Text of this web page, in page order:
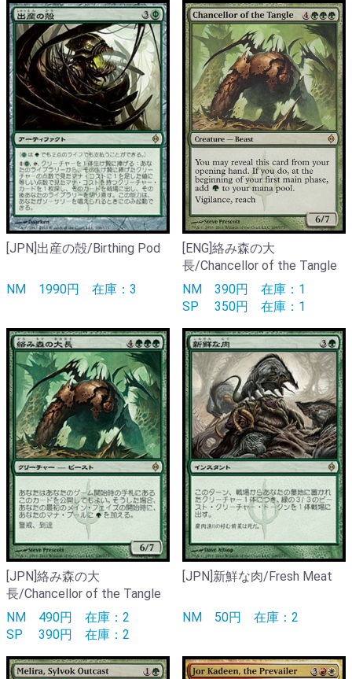
[JPN]出産の殻/Birthing Pod
NM 1990円 在庫：3
[ENG]絡み森の大
長/Chancellor of the Tangle
NM 390円 在庫：1
SP
350円 在庫：1
[JPN]絡み森の大
長/Chancellor of the Tangle
NM 490円 在庫：2
SP
390円 在庫：2
[JPN]新鮮な肉/Fresh Meat
NM 50円 在庫：2